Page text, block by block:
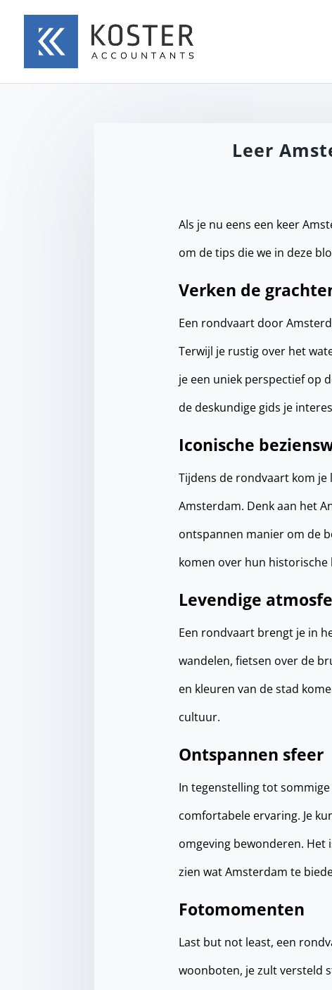
Leer
Als je nu eens een keer
om de tips die we in deze
Verken de
Een rondvaart door
Terwijl je rustig over het
je een uniek perspectief op
de deskundige gids je
Iconische
Tijdens de rondvaart kom je
Amsterdam. Denk aan het
ontspannen manier om de
komen over hun historische
Levendige
Een rondvaart brengt je in
wandelen, fietsen over de
en kleuren van de stad
cultuur.
Ontspannen sfeer
In tegenstelling tot
comfortabele ervaring. Je
omgeving bewonderen.
zien wat Amsterdam te
Fotomomenten
Last but not least, een
woonboten, je zult versteld